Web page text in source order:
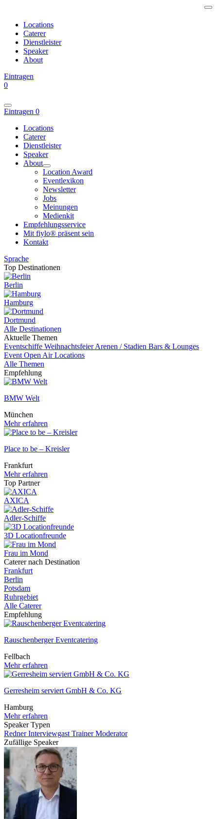
Locations
Caterer
Dienstleister
Speaker
About
Eintragen
0
Eintragen 0
Locations
Caterer
Dienstleister
Speaker
About
Location Award
Eventlexikon
Newsletter
Jobs
Meinungen
Medienkit
Empfehlungsservice
Mit fiylo® präsent sein
Kontakt
Sprache
Top Destinationen
Berlin
Hamburg
Dortmund
Alle Destinationen
Aktuelle Themen
Eventschiffe WeihnachtsfeierArenen / Stadien Bars & Lounges
Event Open Air Locations
Alle Themen
Empfehlung
BMW Welt
München
Mehr erfahren
Place to be – Kreisler
Frankfurt
Mehr erfahren
Top Partner
AXICA
Adler-Schiffe
3D Locationfreunde
Frau im Mond
Caterer nach Destination
Frankfurt
Berlin
Potsdam
Ruhrgebiet
Alle Caterer
Empfehlung
Rauschenberger Eventcatering
Fellbach
Mehr erfahren
Gerresheim serviert GmbH & Co. KG
Hamburg
Mehr erfahren
Speaker Typen
RednerInterviewgast TrainerModerator
Zufällige Speaker